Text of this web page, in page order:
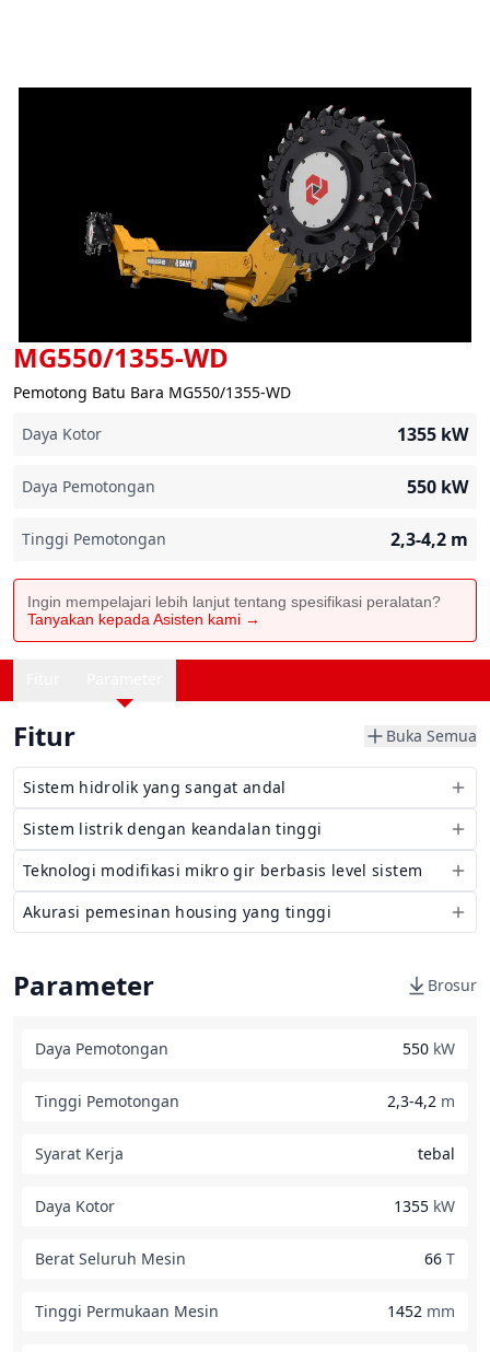
MG550/1355-WD
Pemotong Batu Bara MG550/1355-WD
Daya Kotor
1355 kW
Daya Pemotongan 550 kW
Tinggi Pemotongan 2,3-4,2 m
Ingin mempelajari lebih lanjut tentang spesifikasi peralatan?
Tanyakan kepada Asisten kami →
Fitur Buka Semua
Sistem hidrolik yang sangat andal
Sistem listrik dengan keandalan tinggi
Teknologi modifikasi mikro gir berbasis level sistem
Akurasi pemesinan housing yang tinggi
Parameter Brosur
Daya Pemotongan 550 kW
Tinggi Pemotongan 2,3-4,2 m
Syarat Kerja tebal
Daya Kotor 1355 kW
Berat Seluruh Mesin 66 T
Tinggi Permukaan Mesin 1452 mm